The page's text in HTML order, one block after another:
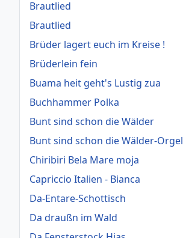
Brautlied
Brautlied
Brüder lagert euch im Kreise !
Brüderlein fein
Buama heit geht's Lustig zua
Buchhammer Polka
Bunt sind schon die Wälder
Bunt sind schon die Wälder-Orgel
Chiribiri Bela Mare moja
Capriccio Italien - Bianca
Da-Entare-Schottisch
Da draußn im Wald